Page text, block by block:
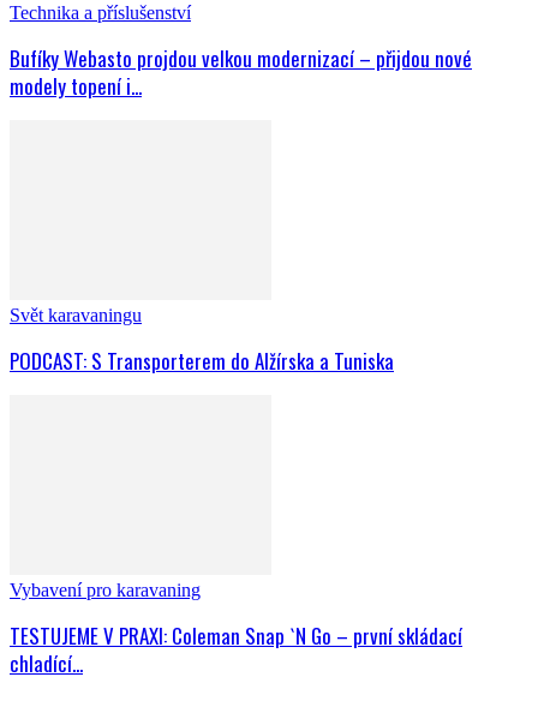
Technika a příslušenství
Bufíky Webasto projdou velkou modernizací – přijdou nové
modely topení i...
Svět karavaningu
PODCAST: S Transporterem do Alžírska a Tuniska
Vybavení pro karavaning
TESTUJEME V PRAXI: Coleman Snap `N Go – první skládací
chladící...